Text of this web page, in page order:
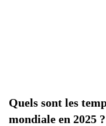
Quels sont les
mondiale en 2025 ?